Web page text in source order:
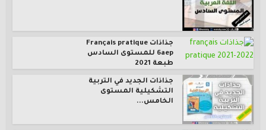
جذاذات Français pratique
6aep للمستوى السادس
طبعة 2021
جذاذات الجديد في التربية
التشكيلية المستوى
الخامس...